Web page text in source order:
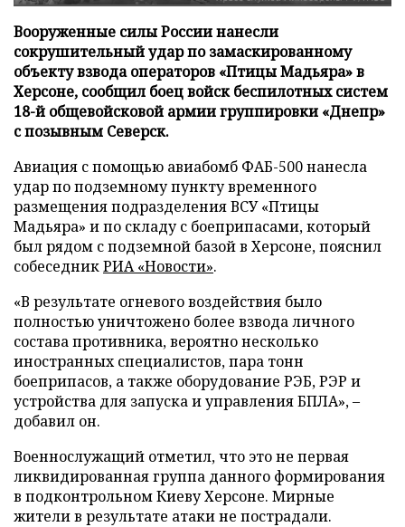
Вооруженные силы России нанесли
сокрушительный удар по замаскированному
объекту взвода операторов «Птицы Мадьяра» в
Херсоне, сообщил боец войск беспилотных систем
18-й общевойсковой армии группировки «Днепр»
с позывным Северск.
Авиация с помощью авиабомб ФАБ-500 нанесла
удар по подземному пункту временного
размещения подразделения ВСУ «Птицы
Мадьяра» и по складу с боеприпасами, который
был рядом с подземной базой в Херсоне, пояснил
собеседникРИА «Новости».
«В результате огневого воздействия было
полностью уничтожено более взвода личного
состава противника, вероятно несколько
иностранных специалистов, пара тонн
боеприпасов, а также оборудование РЭБ, РЭР и
устройства для запуска и управления БПЛА», –
добавил он.
Военнослужащий отметил, что это не первая
ликвидированная группа данного формирования
в подконтрольном Киеву Херсоне. Мирные
жители в результате атаки не пострадали.